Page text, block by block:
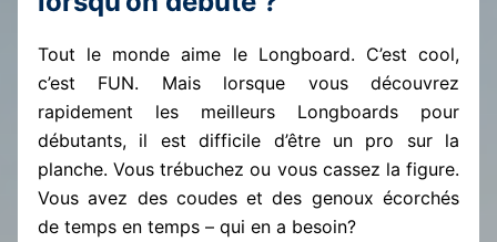
Tout le monde aime le Longboard. C’est cool,
c’est FUN. Mais lorsque vous découvrez
rapidement les meilleurs Longboards pour
débutants, il est difficile d’être un pro sur la
planche. Vous trébuchez ou vous cassez la figure.
Vous avez des coudes et des genoux écorchés
de temps en temps – qui en a besoin?